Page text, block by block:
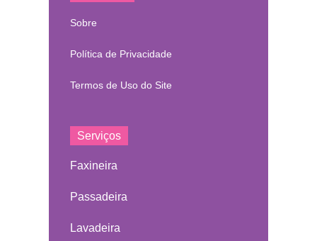
Sobre
Política de Privacidade
Termos de Uso do Site
Serviços
Faxineira
Passadeira
Lavadeira